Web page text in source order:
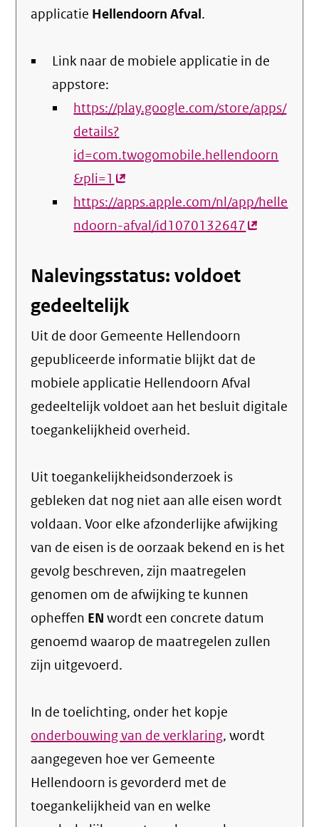
applicatie Hellendoorn Afval.
Link naar de mobiele applicatie in de
appstore:
https://play.google.com/store/apps/
details?
id=com.twogomobile.hellendoorn
&pli=1 (externe
link)
https://apps.apple.com/nl/app/helle
ndoorn-afval/id1070132647(externe
Nalevingsstatus: voldoet
gedeeltelijk
Uit de door Gemeente Hellendoorn
gepubliceerde informatie blijkt dat de
mobiele applicatie Hellendoorn Afval
gedeeltelijk voldoet aan het besluit digitale
toegankelijkheid overheid.
Uit toegankelijkheidsonderzoek is
gebleken dat nog niet aan alle eisen wordt
voldaan. Voor elke afzonderlijke afwijking
van de eisen is de oorzaak bekend en is het
gevolg beschreven, zijn maatregelen
genomen om de afwijking te kunnen
opheffen EN wordt een concrete datum
genoemd waarop de maatregelen zullen
zijn uitgevoerd.
In de toelichting, onder het kopje
onderbouwing van de verklaring, wordt
aangegeven hoe ver Gemeente
Hellendoorn is gevorderd met de
toegankelijkheid van en welke